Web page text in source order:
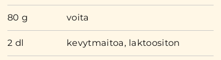
80 g voita
2 dl kevytmaitoa, laktoositon